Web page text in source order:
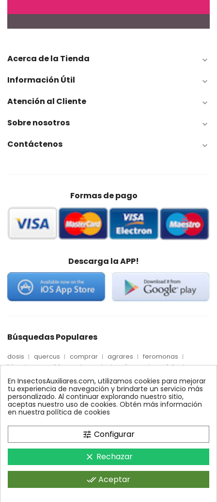
Acerca de la Tienda 
Información Útil 
Atención al Cliente 
Sobre nosotros 
Contáctenos 
Formas de pago
Descarga la APP!
Búsquedas Populares
dosis quercus comprar agrares
feromonas
trips
mosca blanca precio palmera
quelato
Econex
control amblyseius araña roja
max
nido encinas alcornoques
conector
xilemax
foresta monitoreo ynject
fertinyect
bioline
robles conectores
ecologico
control biologico
InsectosAuxiliares.com © 2008 - 2026. Expertos en Agricultura
Ecológica y Control Biológico.Operado por AGRARES IBERIA SL.
Todos los derechos reservados.
En InsectosAuxiliares.com, utilizamos cookies para mejorar
tu experiencia de navegación y brindarte un servicio más
personalizado. Al continuar explorando nuestro sitio,
aceptas nuestro uso de cookies. Obtén más información
en nuestra política de cookies
tune Configurar
clear Rechazar
done_all Aceptar